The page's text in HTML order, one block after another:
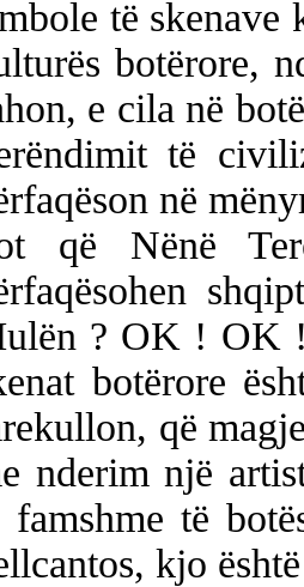
të skenave
botërore,
e cila në
të
në
që Nënë
? OK ! OK !
botërore
që
nderim një
famshme të
kjo